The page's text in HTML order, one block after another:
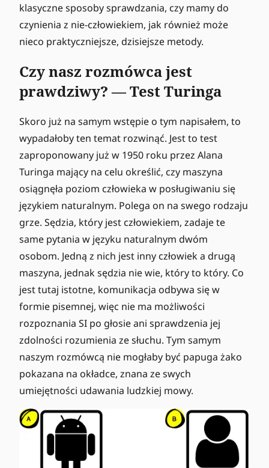
klasyczne sposoby sprawdzania, czy mamy do
czynienia z nie-człowiekiem, jak również może
nieco praktyczniejsze, dzisiejsze metody.
Czy nasz rozmówca jest
prawdziwy? — Test Turinga
Skoro już na samym wstępie o tym napisałem, to
wypadałoby ten temat rozwinąć. Jest to test
zaproponowany już w 1950 roku przez Alana
Turinga mający na celu określić, czy maszyna
osiągnęła poziom człowieka w posługiwaniu się
językiem naturalnym. Polega on na swego rodzaju
grze. Sędzia, który jest człowiekiem, zadaje te
same pytania w języku naturalnym dwóm
osobom. Jedną z nich jest inny człowiek a drugą
maszyna, jednak sędzia nie wie, który to który. Co
jest tutaj istotne, komunikacja odbywa się w
formie pisemnej, więc nie ma możliwości
rozpoznania SI po głosie ani sprawdzenia jej
zdolności rozumienia ze słuchu. Tym samym
naszym rozmówcą nie mogłaby być papuga żako
pokazana na okładce, znana ze swych
umiejętności udawania ludzkiej mowy.